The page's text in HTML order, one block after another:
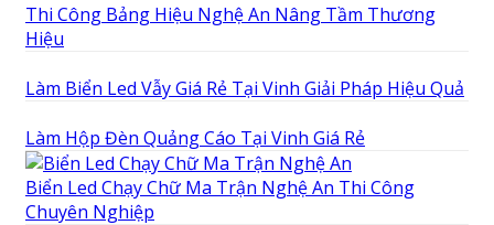
Thi Công Bảng Hiệu Nghệ An Nâng Tầm Thương
Hiệu
Làm Biển Led Vẫy Giá Rẻ Tại Vinh Giải Pháp Hiệu Quả
Làm Hộp Đèn Quảng Cáo Tại Vinh Giá Rẻ
Biển Led Chạy Chữ Ma Trận Nghệ An Thi Công
Chuyên Nghiệp